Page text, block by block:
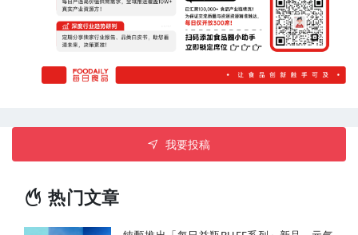
我要投稿
热门文章